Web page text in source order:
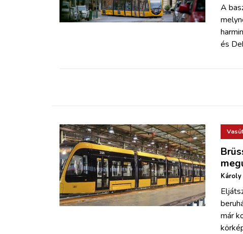
WEBSHOP
BELÉPÉS
REGISZTRÁCIÓ
A
és
Vasút
Károly
már